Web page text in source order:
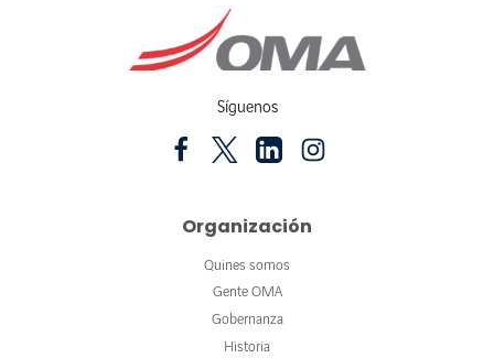
Síguenos
Organización
Quines somos
Gente OMA
Gobernanza
Historia